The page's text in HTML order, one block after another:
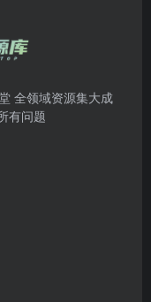
全领域资源集大成
有问题